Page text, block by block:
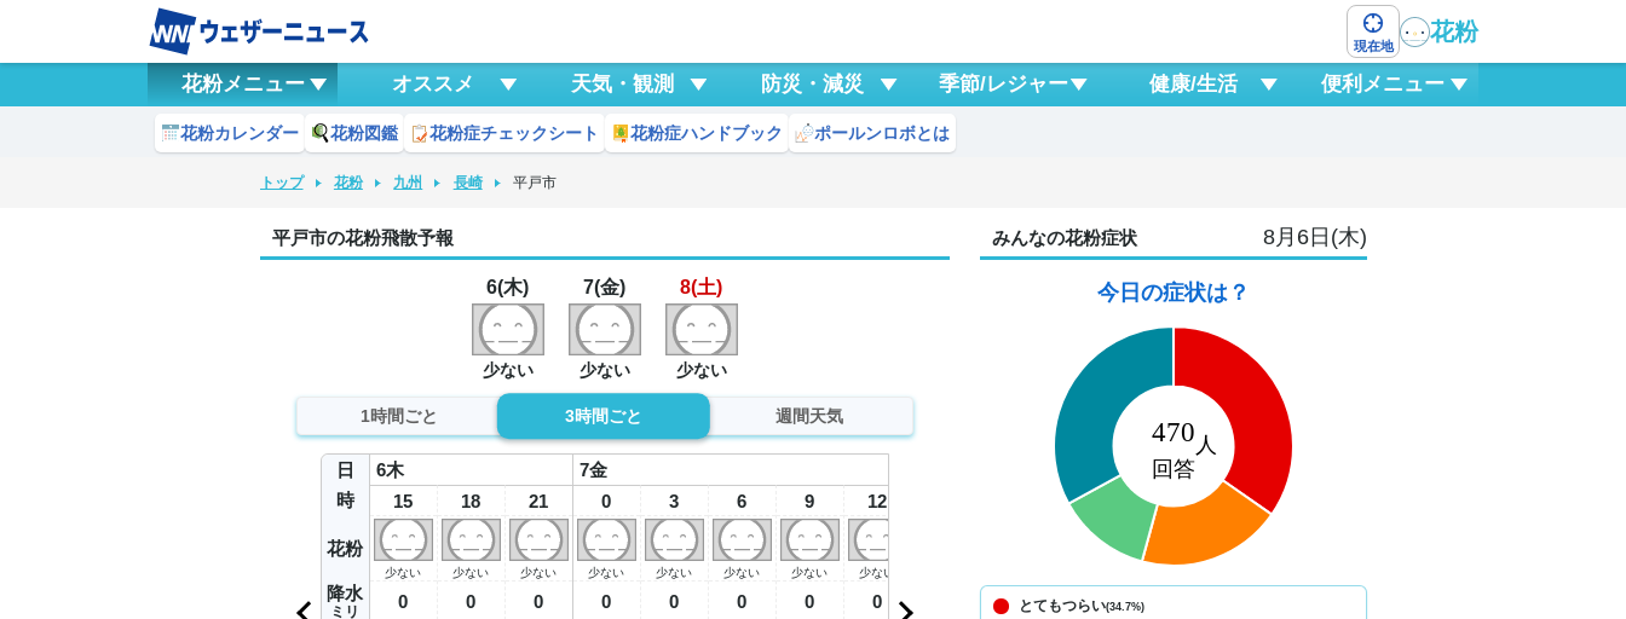
現在地
花粉
花粉メニュー オススメ 天気・観測 防災・減災 季節/レジャー 健康/生活 便利メニュー
花粉カレンダー 花粉図鑑 花粉症チェックシート 花粉症ハンドブック ポールンロボとは
トップ 花粉 九州 長崎 平戸市
平戸市の花粉飛散予報
6(木)
少ない
7(金)
少ない
8(土)
少ない
1時間ごと 3時間ごと 週間天気
日
時
花粉
降水
ミリ
6木
15
少ない
0
18
少ない
0
21
少ない
0
7金
0
少ない
0
3
少ない
0
6
少ない
0
9
少ない
0
12
少ない
0
0
21
0
0
0
3 6
みんなの花粉症状 8月6日(木)
今日の症状は？
とてもつらい(34.7%)